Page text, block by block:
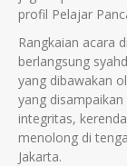
profil Pelajar
Rangkaian acara
berlangsung
yang dibawakan
yang
integritas,
menolong di
Jakarta.